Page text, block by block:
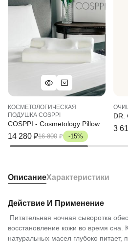
КОСМЕТОЛОГИЧЕСКАЯ
ПОДУШКА COSPPI
COSPPI - Cosmetology Pillow
14 280 ₽16 800 ₽ -15%
DR.
3
ОписаниеХарактеристики
Действие И Применение
Питательная ночная сыворотка
восстановление кожи во время сна.
натуральных масел глубоко питает,